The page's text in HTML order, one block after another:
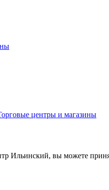
центры и магазины
Ильинский, вы можете